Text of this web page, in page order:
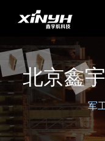
北京鑫
军